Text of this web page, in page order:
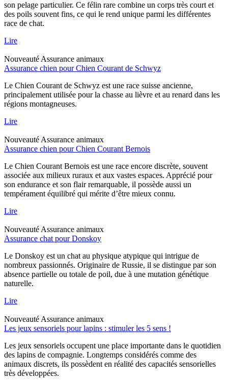
son pelage particulier. Ce félin rare combine un corps très court et
des poils souvent fins, ce qui le rend unique parmi les différentes
race de chat.
Lire
Nouveauté Assurance animaux
Assurance chien pour Chien Courant de Schwyz
Le Chien Courant de Schwyz est une race suisse ancienne,
principalement utilisée pour la chasse au lièvre et au renard dans les
régions montagneuses.
Lire
Nouveauté Assurance animaux
Assurance chien pour Chien Courant Bernois
Le Chien Courant Bernois est une race encore discrète, souvent
associée aux milieux ruraux et aux vastes espaces. Apprécié pour
son endurance et son flair remarquable, il possède aussi un
tempérament équilibré qui mérite d’être mieux connu.
Lire
Nouveauté Assurance animaux
Assurance chat pour Donskoy
Le Donskoy est un chat au physique atypique qui intrigue de
nombreux passionnés. Originaire de Russie, il se distingue par son
absence partielle ou totale de poil, due à une mutation génétique
naturelle.
Lire
Nouveauté Assurance animaux
Les jeux sensoriels pour lapins : stimuler les 5 sens !
Les jeux sensoriels occupent une place importante dans le quotidien
des lapins de compagnie. Longtemps considérés comme des
animaux discrets, ils possèdent en réalité des capacités sensorielles
très développées.